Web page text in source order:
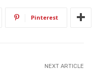
Pinterest
NEXT ARTICLE